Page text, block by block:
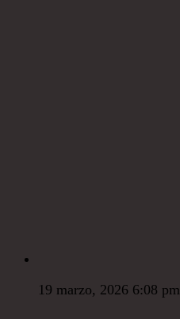
19 marzo, 2026 6:08 pm